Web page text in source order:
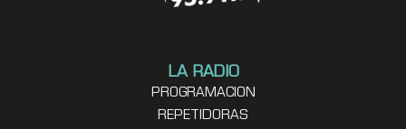
LA RADIO
PROGRAMACION
REPETIDORAS